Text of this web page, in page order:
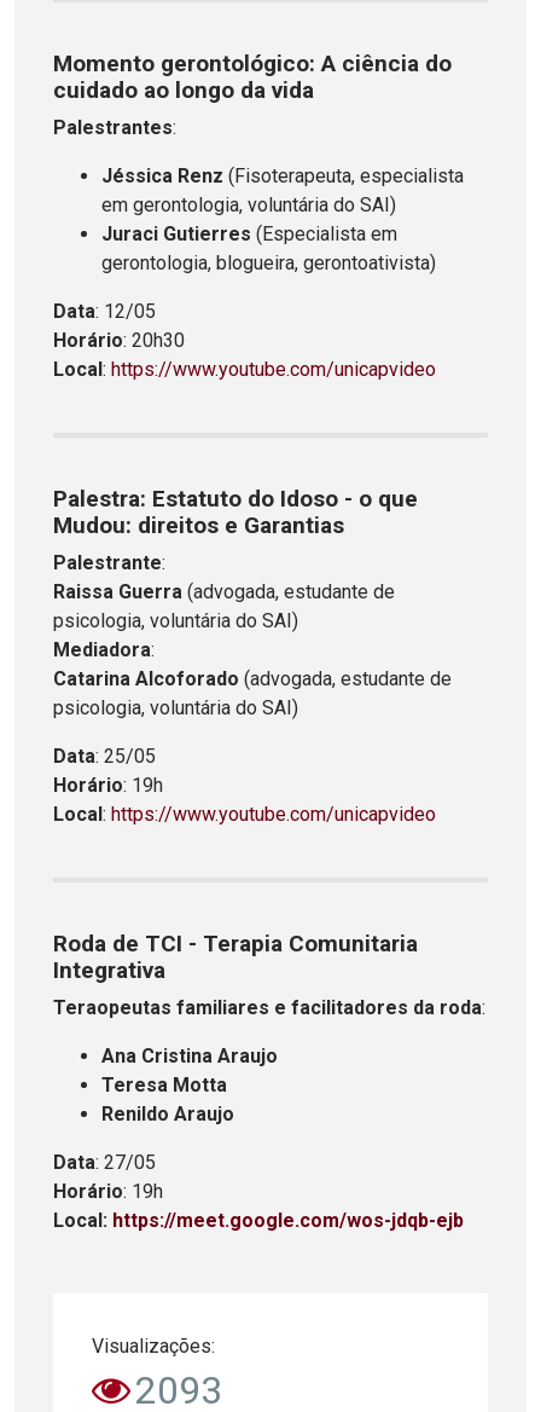
Momento gerontológico: A ciência do
cuidado ao longo da vida
Palestrantes:
Jéssica Renz (Fisoterapeuta, especialista
em gerontologia, voluntária do SAI)
Juraci Gutierres (Especialista em
gerontologia, blogueira, gerontoativista)
Data: 12/05
Horário: 20h30
Local: https://www.youtube.com/unicapvideo
Palestra: Estatuto do Idoso - o que
Mudou: direitos e Garantias
Palestrante:
Raissa Guerra (advogada, estudante de
psicologia, voluntária do SAI)
Mediadora:
Catarina Alcoforado (advogada, estudante de
psicologia, voluntária do SAI)
Data: 25/05
Horário: 19h
Local: https://www.youtube.com/unicapvideo
Roda de TCI - Terapia Comunitaria
Integrativa
Teraopeutas familiares e facilitadores da roda:
Ana Cristina Araujo
Teresa Motta
Renildo Araujo
Data: 27/05
Horário: 19h
Local: https://meet.google.com/wos-jdqb-ejb
Visualizações:
2093